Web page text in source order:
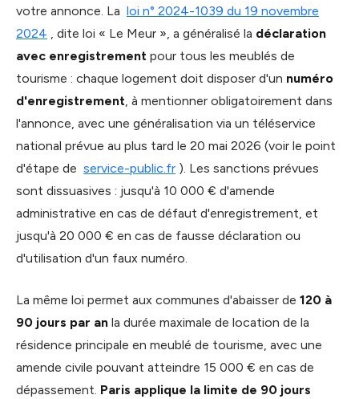
votre annonce. La loi n° 2024-1039 du 19 novembre
2024 , dite loi « Le Meur », a généralisé la déclaration
avec enregistrement pour tous les meublés de
tourisme : chaque logement doit disposer d'un numéro
d'enregistrement, à mentionner obligatoirement dans
l'annonce, avec une généralisation via un téléservice
national prévue au plus tard le 20 mai 2026 (voir le point
d'étape de service-public.fr ). Les sanctions prévues
sont dissuasives : jusqu'à 10 000 € d'amende
administrative en cas de défaut d'enregistrement, et
jusqu'à 20 000 € en cas de fausse déclaration ou
d'utilisation d'un faux numéro.
La même loi permet aux communes d'abaisser de 120 à
90 jours par an la durée maximale de location de la
résidence principale en meublé de tourisme, avec une
amende civile pouvant atteindre 15 000 € en cas de
dépassement. Paris applique la limite de 90 jours